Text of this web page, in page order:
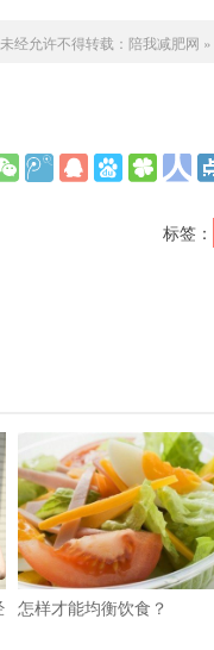
未经允许不得转载： 陪我减肥网 »
标签：
怎样才能均衡饮食？